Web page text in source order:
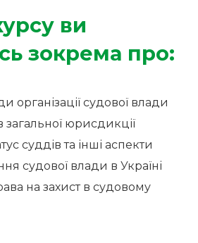
ви
зокрема про:
організації судової влади
загальної юрисдикції
суддів та інші аспекти
судової влади в Україні
на захист в судовому